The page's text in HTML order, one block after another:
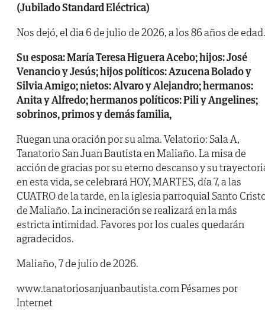
(Jubilado Standard Eléctrica)
Nos dejó, el dia 6 de julio de 2026, a los 86 años de edad.
Su esposa: María Teresa Higuera Acebo; hijos: José
Venancio y Jesús; hijos políticos: Azucena Bolado y
Silvia Amigo; nietos: Alvaro y Alejandro; hermanos:
Anita y Alfredo; hermanos políticos: Pili y Angelines;
sobrinos, primos y demás familia,
Ruegan una oración por su alma. Velatorio: Sala A,
Tanatorio San Juan Bautista en Maliaño. La misa de
acción de gracias por su eterno descanso y su
en esta vida, se celebrará HOY, MARTES, día 7, a las
CUATRO de la tarde, en la iglesia parroquial Santo
de Maliaño. La incineración se realizará en la más
estricta intimidad. Favores por los cuales quedarán
agradecidos.
Maliaño, 7 de julio de 2026.
www.tanatoriosanjuanbautista.com Pésames por
Internet